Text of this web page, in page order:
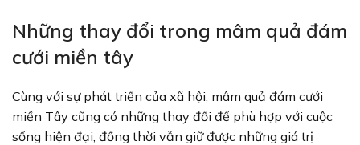
Những thay đổi trong mâm quả đám
cưới miền tây
Cùng với sự phát triển của xã hội, mâm quả đám cưới
miền Tây cũng có những thay đổi để phù hợp với cuộc
sống hiện đại, đồng thời vẫn giữ được những giá trị